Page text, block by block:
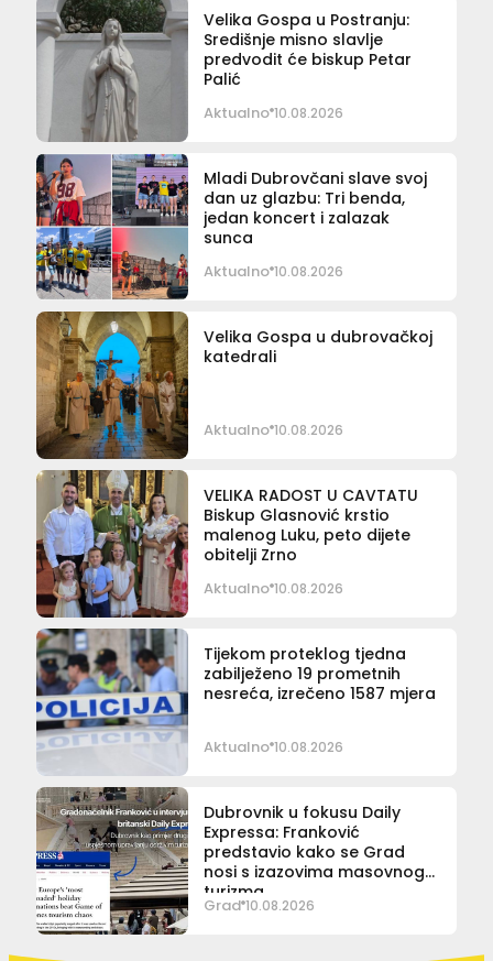
Velika Gospa u Postranju:
Središnje misno slavlje
predvodit će biskup Petar
Palić
Aktualno 10.08.2026
Mladi Dubrovčani slave svoj
dan uz glazbu: Tri benda,
jedan koncert i zalazak
sunca
Aktualno 10.08.2026
Velika Gospa u dubrovačkoj
katedrali
Aktualno 10.08.2026
VELIKA RADOST U CAVTATU
Biskup Glasnović krstio
malenog Luku, peto dijete
obitelji Zrno
Aktualno 10.08.2026
Tijekom proteklog tjedna
zabilježeno 19 prometnih
nesreća, izrečeno 1587 mjera
Aktualno 10.08.2026
Dubrovnik u fokusu Daily
Expressa: Franković
predstavio kako se Grad
nosi s izazovima masovnog
turizma
Grad 10.08.2026